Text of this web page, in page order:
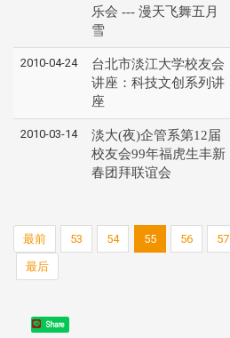
乐会 --- 漫天飞舞五月
雪
2010-04-24
台北市淡江大学校友会
讲座：科技文创系列讲
座
2010-03-14
淡大(夜)企管系第12届
校友会99年福虎生丰新
春团拜联谊会
最前 53 54 55 56 57
最后
Share